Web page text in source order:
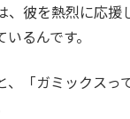
、彼を熱烈に応援
るんです。
、「ガミックスっ